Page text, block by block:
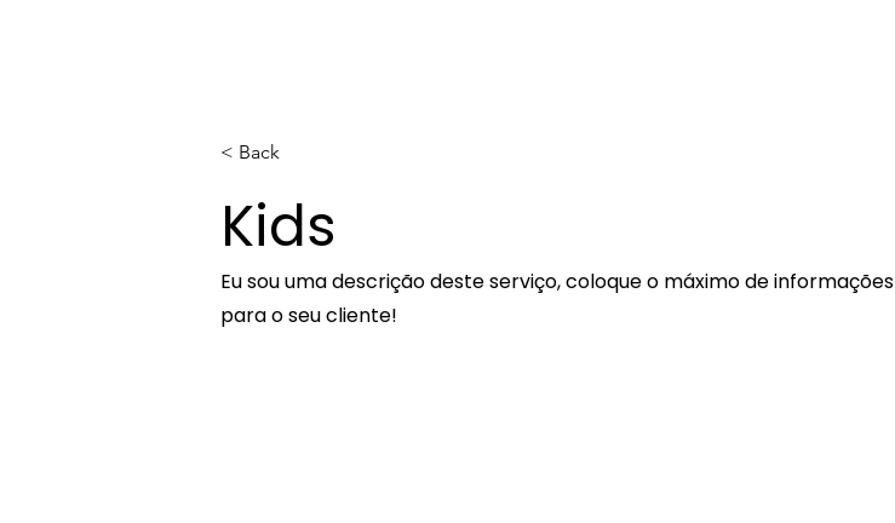
< Back
Kids
Eu sou uma descrição deste serviço, coloque o máximo de informações
para o seu cliente!